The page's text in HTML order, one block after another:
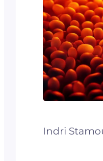
dalam
terutama
berujung
bebas dan
ulang.
Indri